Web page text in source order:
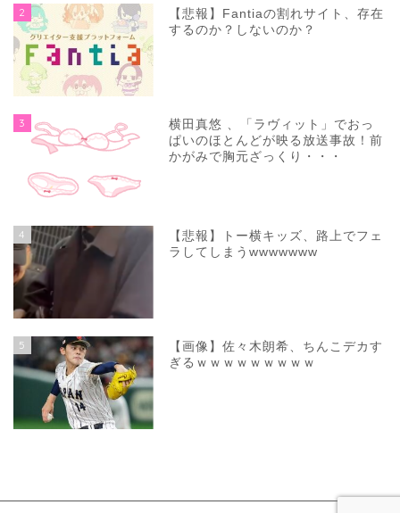
2
【悲報】Fantiaの割れサイト、存在
するのか？しないのか？
3
横田真悠 、「ラヴィット」でおっ
ぱいのほとんどが映る放送事故！前
かがみで胸元ざっくり・・・
4
【悲報】トー横キッズ、路上でフェ
ラしてしまうwwwwwww
5
【画像】佐々木朗希、ちんこデカす
ぎるｗｗｗｗｗｗｗｗｗ